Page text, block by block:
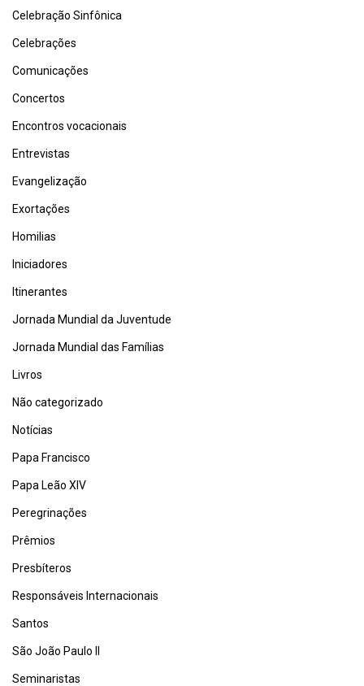
Celebração Sinfônica
Celebrações
Comunicações
Concertos
Encontros vocacionais
Entrevistas
Evangelização
Exortações
Homilias
Iniciadores
Itinerantes
Jornada Mundial da Juventude
Jornada Mundial das Famílias
Livros
Não categorizado
Notícias
Papa Francisco
Papa Leão XIV
Peregrinações
Prêmios
Presbíteros
Responsáveis Internacionais
Santos
São João Paulo II
Seminaristas